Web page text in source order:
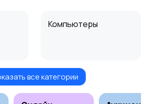
Компьютеры
Клавиатуры и мыши
все категории